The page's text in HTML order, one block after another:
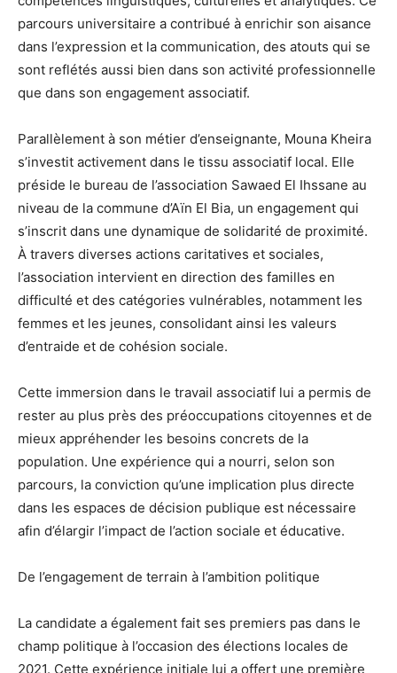
parcours universitaire a contribué à enrichir son aisance
dans l’expression et la communication, des atouts qui se
sont reflétés aussi bien dans son activité professionnelle
que dans son engagement associatif.
Parallèlement à son métier d’enseignante, Mouna Kheira
s’investit activement dans le tissu associatif local. Elle
préside le bureau de l’association Sawaed El Ihssane au
niveau de la commune d’Aïn El Bia, un engagement qui
s’inscrit dans une dynamique de solidarité de proximité.
À travers diverses actions caritatives et sociales,
l’association intervient en direction des familles en
difficulté et des catégories vulnérables, notamment les
femmes et les jeunes, consolidant ainsi les valeurs
d’entraide et de cohésion sociale.
Cette immersion dans le travail associatif lui a permis de
rester au plus près des préoccupations citoyennes et de
mieux appréhender les besoins concrets de la
population. Une expérience qui a nourri, selon son
parcours, la conviction qu’une implication plus directe
dans les espaces de décision publique est nécessaire
afin d’élargir l’impact de l’action sociale et éducative.
De l’engagement de terrain à l’ambition politique
La candidate a également fait ses premiers pas dans le
champ politique à l’occasion des élections locales de
2021. Cette expérience initiale lui a offert une première